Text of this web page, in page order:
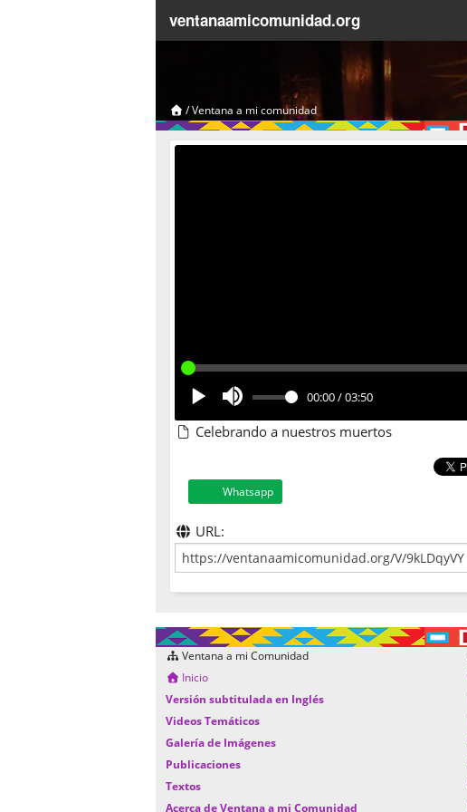
ventanaamicomunidad.org
/Ventana a mi comunidad
00:00/03:50
Celebrando a nuestros muertos
Whatsapp
URL:
Ventana a mi Comunidad
Inicio
Versión subtitulada en Inglés
Videos Temáticos
Galería de Imágenes
Publicaciones
Textos
Acerca de Ventana a mi Comunidad